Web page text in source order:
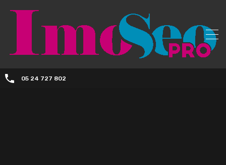
05 24 727 802